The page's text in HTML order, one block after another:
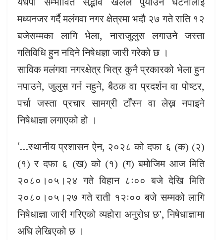
मध्यनजर गर्दै मलंगवा नगर क्षेत्रमा भदौ २७ गते राति १२
बजेसम्मका लागि भेला, नाराजुलुस लगाउने जस्ता
गतिविधि हुन नदिने निषेधज्ञा जारी गरेको छ ।
साविक मलंगवा नगरक्षेत्र भित्र कुनै प्रकारको भेला हुन
नपाउने, जुलुस गर्न नहुने, बैठक वा प्रदर्शन वा पोष्टर,
पर्चा जस्ता प्रचार सामग्री टाँस्न वा लेख्न नपाइने
निषेधाज्ञा लगाएको हो ।
‘…स्थानीय प्रशासन ऐन, २०२८ को दफा ६ (क) (२)
(१) र दफा ६ (ख) को (१) (ग) बमोजिम आज मिति
२०८०।०५।२४ गते विहान ८ः०० बजे देखि मिति
२०८०।०५।२७ गते राती १२ः०० बजे सम्मको लागि
निषेधाज्ञा जारी गरिएको व्यहोरा अनुरोध छ’, निषेधाज्ञामा
अघि लेखिएको छ ।